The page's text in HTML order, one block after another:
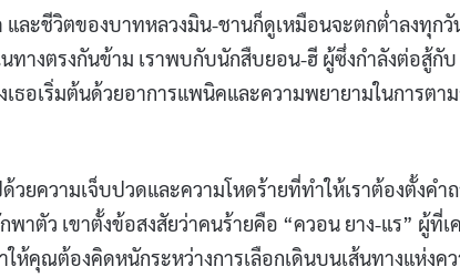
ละชีวิตของบาทหลวงมิน-ชานก็ดูเหมือนจะตกต่ำลงทุกวั
ทางตรงกันข้าม เราพบกับนักสืบยอน-ฮี ผู้ซึ่งกำลังต่อสู้กับ
ธอเริ่มต้นด้วยอาการแพนิคและความพยายามในการตา
ยความเจ็บปวดและความโหดร้ายที่ทำให้เราต้องตั้งคำ
ตัว เขาตั้งข้อสงสัยว่าคนร้ายคือ “ควอน ยาง-แร” ผู้ที่เ
คุณต้องคิดหนักระหว่างการเลือกเดินบนเส้นทางแห่งค